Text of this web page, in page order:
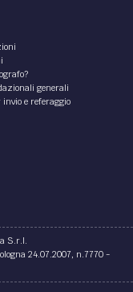
generali
invio e referaggio
S.r.l.
24.07.2007, n.7770 -